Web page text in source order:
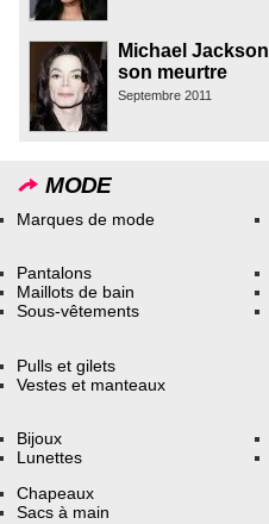
Michael
son meurtre
Septembre 2011
MODE
Marques de mode
Pantalons
Maillots de bain
Sous-vêtements
Pulls et gilets
Vestes et manteaux
Bijoux
Lunettes
Chapeaux
Sacs à main